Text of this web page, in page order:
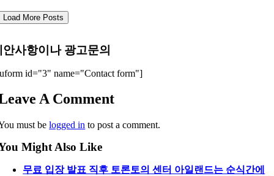
Load More Posts
안사항이나 광고문의
id="3" name="Contact form"]
A Comment
must belogged in to post a comment.
Might Also Like
무료 입장 발표 직후 토론토의 센터 아일랜드는 순식간에